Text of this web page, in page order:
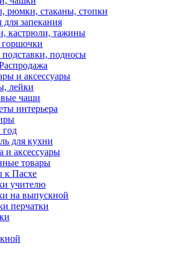
рюмки, стаканы, стопки
запекания
кастрюли, тажины
подносы
и аксессуары
лейки
чаши
интерьера
для кухни
и аксессуары
товары
к Пасхе
учителю
на выпускной
перчатки